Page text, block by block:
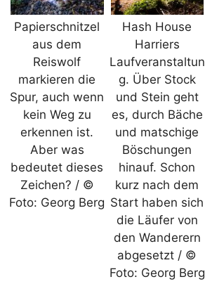
Papierschnitzel
aus dem
Reiswolf
markieren die
Spur, auch wenn
kein Weg zu
erkennen ist.
Aber was
bedeutet dieses
Zeichen? / ©
Foto: Georg Berg
Hash House
Harriers
Laufveranstaltun
g. Über Stock
und Stein geht
es, durch Bäche
und matschige
Böschungen
hinauf. Schon
kurz nach dem
Start haben sich
die Läufer von
den Wanderern
abgesetzt / ©
Foto: Georg Berg